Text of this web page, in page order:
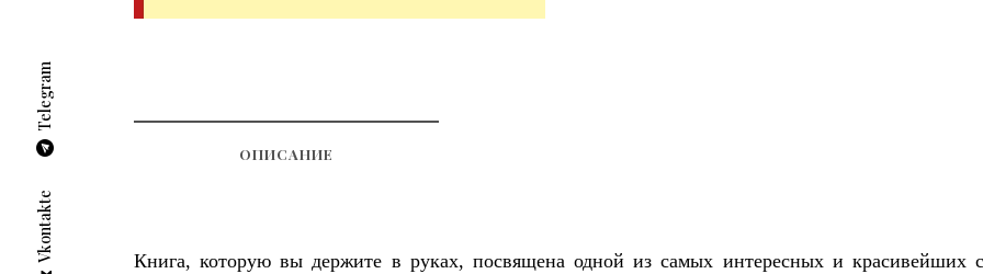
ОПИСАНИЕ
Книга, которую вы держите в руках, посвящена одной из самых интересных и красивейших
Vkontakte
Telegram